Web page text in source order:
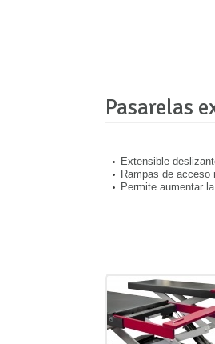
Pasarelas
Extensible
Rampas de
Permite aumentar